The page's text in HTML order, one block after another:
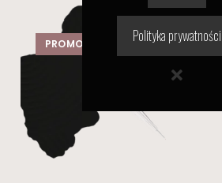
PROMOCJA! Polityka prywatności